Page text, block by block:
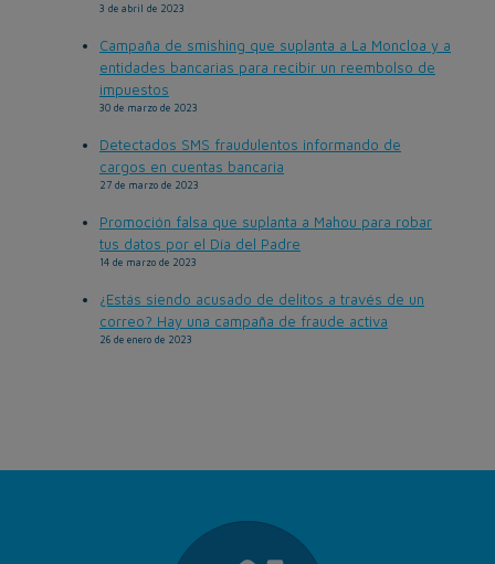
3 de abril de 2023
Campaña de smishing que suplanta a La Moncloa y a
entidades bancarias para recibir un reembolso de
impuestos
30 de marzo de 2023
Detectados SMS fraudulentos informando de
cargos en cuentas bancaria
27 de marzo de 2023
Promoción falsa que suplanta a Mahou para robar
tus datos por el Día del Padre
14 de marzo de 2023
¿Estás siendo acusado de delitos a través de un
correo? Hay una campaña de fraude activa
26 de enero de 2023